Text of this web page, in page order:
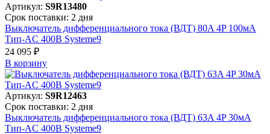
Артикул: S9R13480
Срок поставки: 2 дня
Выключатель дифференциального тока (ВДТ) 80A 4P 100мА
Тип-AC 400В Systeme9
24 095 ₽
В корзинy
Артикул: S9R12463
Срок поставки: 2 дня
Выключатель дифференциального тока (ВДТ) 63A 4P 30мА
Тип-AC 400В Systeme9